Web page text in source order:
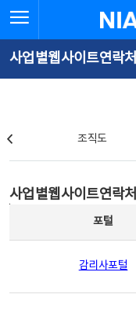
문
로
가
체
뉴
바
가
한국지
사업별웹사이트연락처
조직도
사업별웹사이트연락처
포털
감리사포털